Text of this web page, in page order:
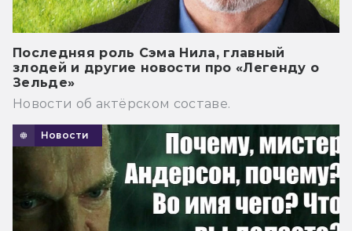
Последняя роль Сэма Нила, главный
злодей и другие новости про «Легенду о
Зельде»
Новости об актёрском составе.
Новости